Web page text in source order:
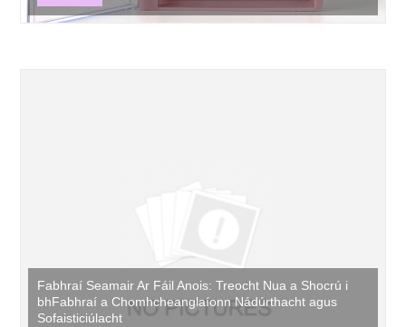
Fabhraí Seamair Ar Fáil Anois: Treocht Nua a Shocrú i
bhFabhraí a Chomhcheanglaíonn Nádúrthacht agus
Sofaisticiúlacht